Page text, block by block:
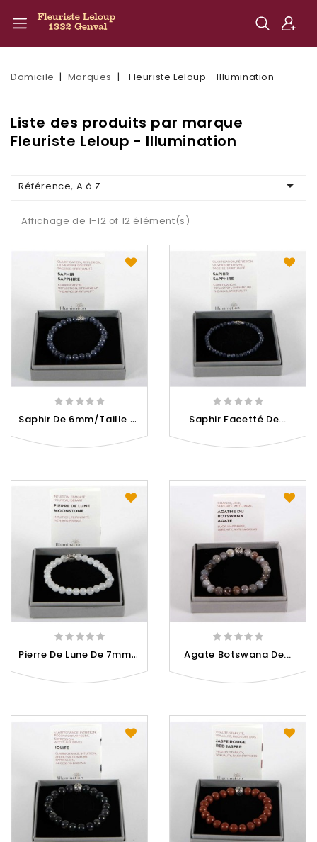
Domicile Marques Fleuriste Leloup - Illumination
Liste des produits par marque
Fleuriste Leloup - Illumination
Référence, A à Z 
Affichage de 1-12 of 12 élément(s)
S
Aphir De 6mm/Taille 1 -... Saphir Facetté De...
P
Ierre De Lune De 7mm -... Agate Botswana De...